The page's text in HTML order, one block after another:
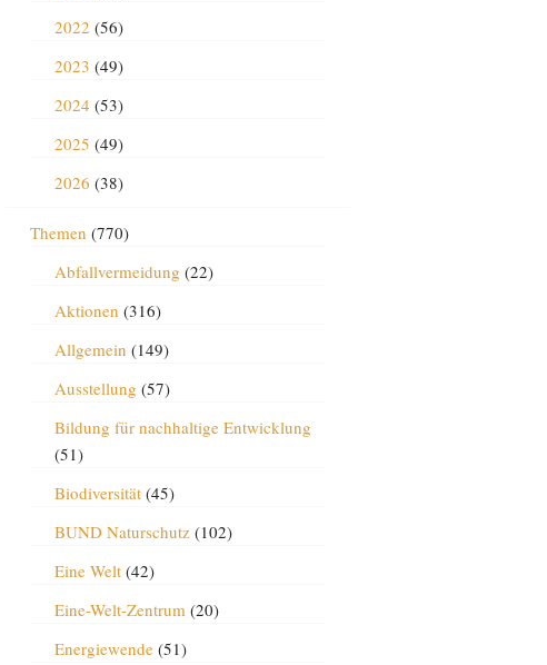
2022 (56)
2023 (49)
2024 (53)
2025 (49)
2026 (38)
Themen (770)
Abfallvermeidung (22)
Aktionen (316)
Allgemein (149)
Ausstellung (57)
Bildung für nachhaltige Entwicklung
(51)
Biodiversität(45)
BUND Naturschutz(102)
Eine Welt(42)
Eine-Welt-Zentrum(20)
Energiewende(51)